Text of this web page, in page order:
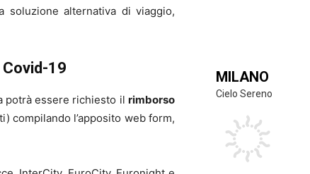
soluzione alternativa di viaggio,
19
potrà essere richiesto il rimborso
compilando l’apposito web form,
MILANO
Cielo Sereno